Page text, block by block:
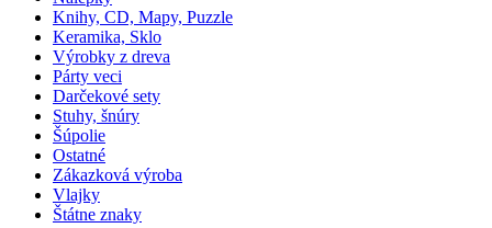
Knihy, CD, Mapy, Puzzle
Keramika, Sklo
Výrobky z dreva
Párty veci
Darčekové sety
Stuhy, šnúry
Šúpolie
Ostatné
Zákazková výroba
Vlajky
Štátne znaky